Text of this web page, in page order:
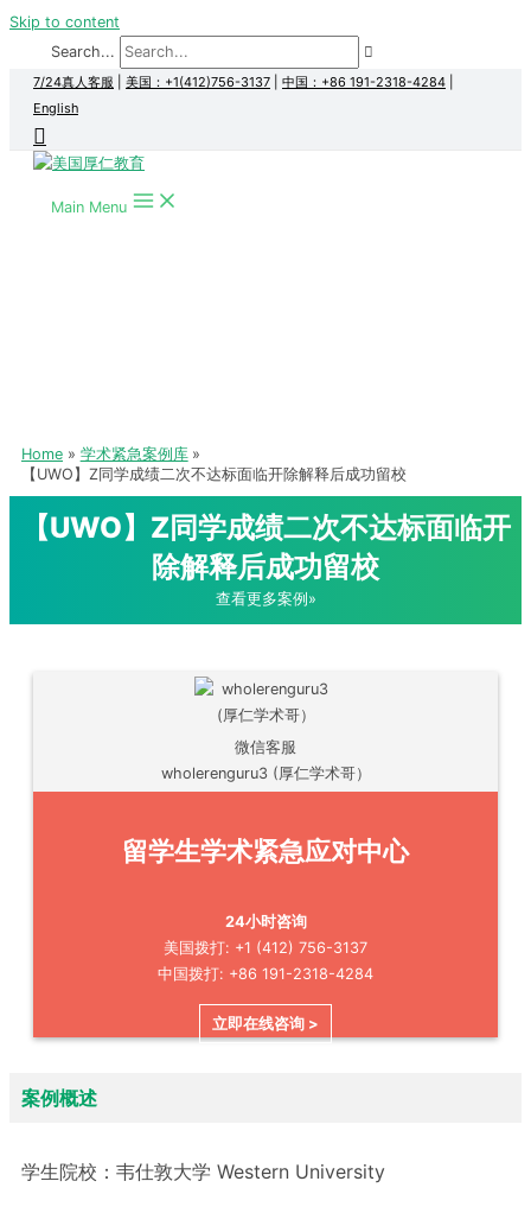
Skip to content
Search...
7/24真人客服 美国：+1(412)756-3137 中国：+86 191-2318-4284
English
Main Menu
Home
学术紧急案例库
【UWO】Z同学成绩二次不达标面临开除解释后成功留校
【UWO】Z同学成绩二次不达标面临开
除解释后成功留校
查看更多案例»
微信客服
wholerenguru3 (厚仁学术哥）
留学生学术紧急应对中心
24小时咨询
美国拨打: +1 (412) 756-3137
中国拨打: +86 191-2318-4284
立即在线咨询 >
案例概述
学生院校： 韦仕敦大学 Western University